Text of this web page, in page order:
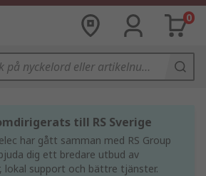
0
till RS Sverige
har gått samman med RS Group
dig ett bredare utbud av
lokal support och bättre tjänster.